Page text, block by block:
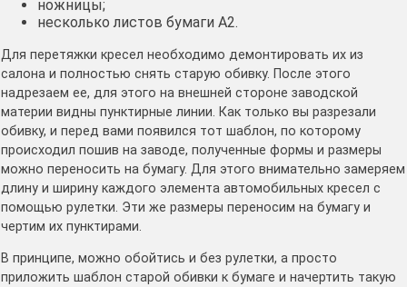
ножницы;
несколько листов бумаги А2.
Для перетяжки кресел необходимо демонтировать их из
салона и полностью снять старую обивку. После этого
надрезаем ее, для этого на внешней стороне заводской
материи видны пунктирные линии. Как только вы разрезали
обивку, и перед вами появился тот шаблон, по которому
происходил пошив на заводе, полученные формы и размеры
можно переносить на бумагу. Для этого внимательно замеряем
длину и ширину каждого элемента автомобильных кресел с
помощью рулетки. Эти же размеры переносим на бумагу и
чертим их пунктирами.
В принципе, можно обойтись и без рулетки, а просто
приложить шаблон старой обивки к бумаге и начертить такую